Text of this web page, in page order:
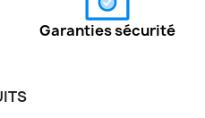
Garanties sécurité